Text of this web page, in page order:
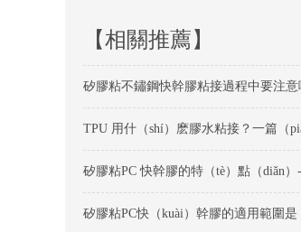
【相關推薦】
矽膠粘不鏽鋼快幹膠粘接過程中要注
TPU 用什（shí）麽膠水粘接？一篇（
矽膠粘PC 快幹膠的特（tè）點（diǎn